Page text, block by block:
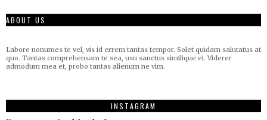
ABOUT US
Labore nonumes te vel, vis id errem tantas tempor. Solet quidam salutatus at
quo. Tantas comprehensam te sea, usu sanctus similique ei. Viderer
admodum mea et, probo tantas alienum ne vim.
INSTAGRAM